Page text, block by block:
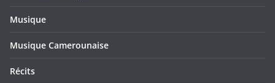
Musique
Musique Camerounaise
Récits